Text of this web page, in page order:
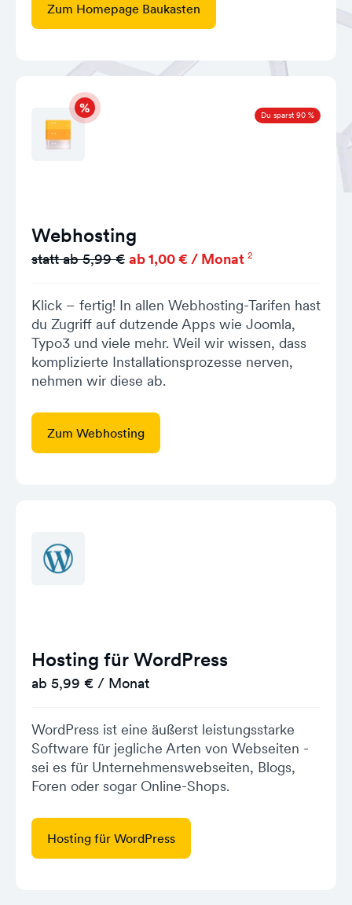
Zum Homepage Baukasten
Du sparst 90 %
Webhosting
statt ab 5,99 € ab 1,00 € / Monat 2
Klick – fertig! In allen Webhosting-Tarifen hast
du Zugriff auf dutzende Apps wie Joomla,
Typo3 und viele mehr. Weil wir wissen, dass
komplizierte Installationsprozesse nerven,
nehmen wir diese ab.
Zum Webhosting
Hosting für WordPress
ab 5,99 € / Monat
WordPress ist eine äußerst leistungsstarke
Software für jegliche Arten von Webseiten -
sei es für Unternehmenswebseiten, Blogs,
Foren oder sogar Online-Shops.
Hosting für WordPress